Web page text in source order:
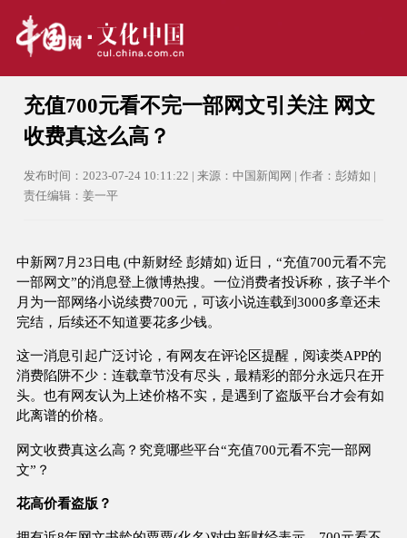
充值700元看不完一部网文引关注 网文
收费真这么高？
发布时间：2023-07-24 10:11:22 | 来源：中国新闻网 | 作者：彭婧如 |
责任编辑：姜一平
中新网7月23日电 (中新财经 彭婧如) 近日，“充值700元看不完
一部网文”的消息登上微博热搜。一位消费者投诉称，孩子半个
月为一部网络小说续费700元，可该小说连载到3000多章还未
完结，后续还不知道要花多少钱。
这一消息引起广泛讨论，有网友在评论区提醒，阅读类APP的
消费陷阱不少：连载章节没有尽头，最精彩的部分永远只在开
头。也有网友认为上述价格不实，是遇到了盗版平台才会有如
此离谱的价格。
网文收费真这么高？究竟哪些平台“充值700元看不完一部网
文”？
花高价看盗版？